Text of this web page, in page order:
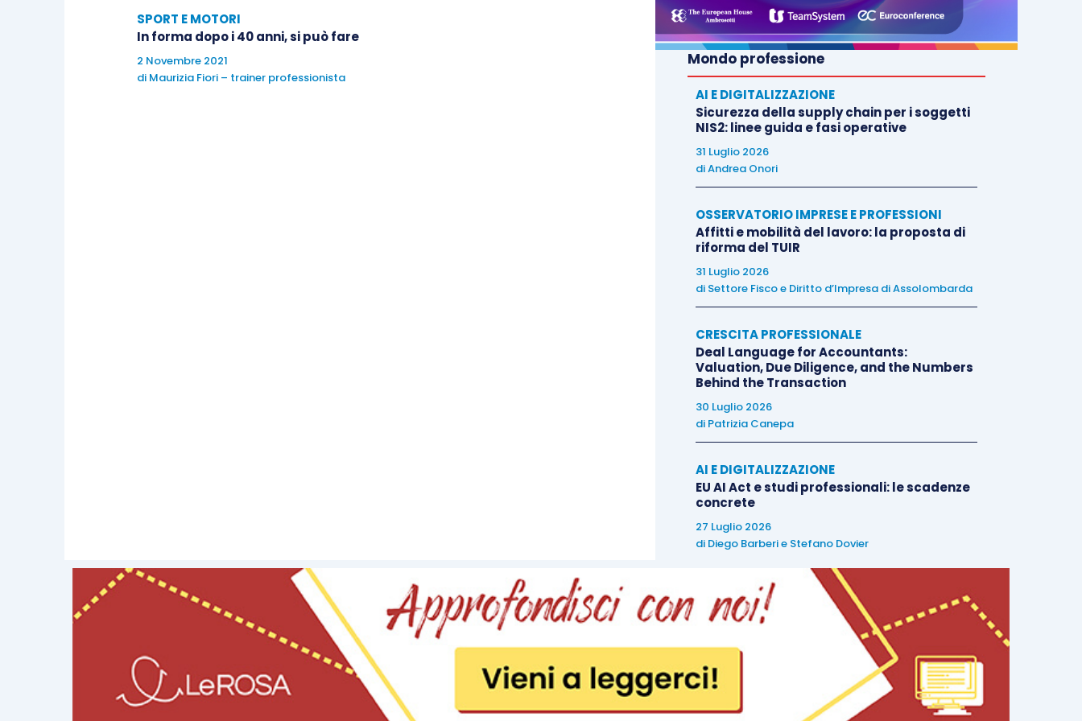
Hai mai fatto esperienza andando a delle
offrono ai potenziali clienti?
Sei durato almeno due mesi consecutivi nel portare avanti un’
SPORT E MOTORI
In forma dopo i 40 anni, si può fare
2 Novembre 2021
di Maurizia Fiori – trainer professionista
Mondo professione
AI E DIGITALIZZAZIONE
Sicurezza della supply chain per i soggetti
NIS2: linee guida e fasi operative
31 Luglio 2026
diAndrea Onori
OSSERVATORIO IMPRESE E PROFESSIONI
Affitti e mobilità del lavoro: la proposta di
riforma del TUIR
31 Luglio 2026
di Settore Fisco e Diritto d’Impresa di Assolombarda
CRESCITA PROFESSIONALE
Deal Language for Accountants:
Valuation, Due Diligence, and the Numbers
Behind the Transaction
30 Luglio 2026
di Patrizia Canepa
AI E DIGITALIZZAZIONE
EU AI Act e studi professionali: le scadenze
concrete
27 Luglio 2026
di Diego Barberie Stefano Dovier